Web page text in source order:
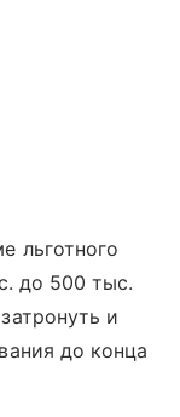
льготного
до 500 тыс.
и
до конца